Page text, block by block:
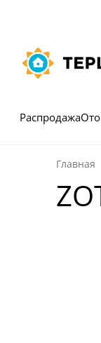
Распродажа
Главная